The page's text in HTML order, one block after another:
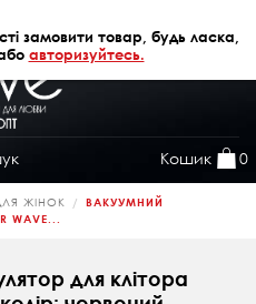
замовити товар, будь ласка,
авторизуйтесь.
Кошик 0
ЖІНОК
ВАКУУМНИЙ
WAVE...
для клітора